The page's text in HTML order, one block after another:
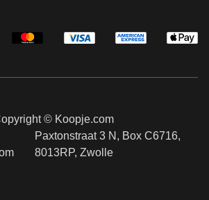
© Koopje.com
Paxtonstraat 3 N, Box C6716,
8013RP, Zwolle